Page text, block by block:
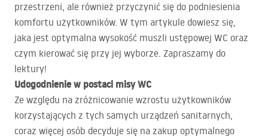
przestrzeni, ale również przyczynić się do podniesienia
komfortu użytkowników. W tym artykule dowiesz się,
jaka jest optymalna wysokość muszli ustępowej WC oraz
czym kierować się przy jej wyborze. Zapraszamy do
lektury!
Udogodnienie w postaci misy WC
Ze względu na zróżnicowanie wzrostu użytkowników
korzystających z tych samych urządzeń sanitarnych,
coraz więcej osób decyduje się na zakup optymalnego